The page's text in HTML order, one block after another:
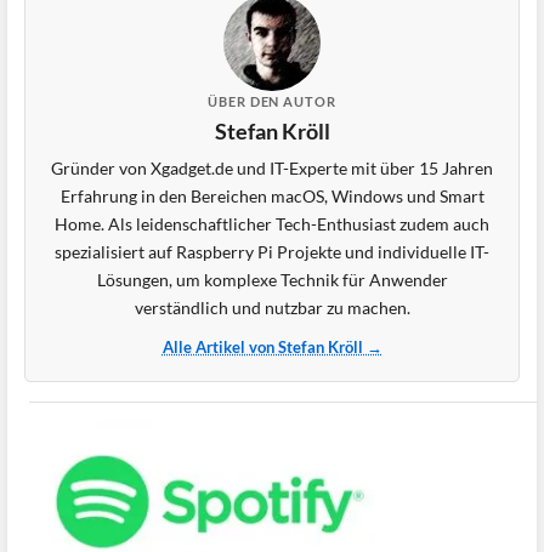
ÜBER DEN AUTOR
Stefan Kröll
Gründer von Xgadget.de und IT-Experte mit über 15 Jahren
Erfahrung in den Bereichen macOS, Windows und Smart
Home. Als leidenschaftlicher Tech-Enthusiast zudem auch
spezialisiert auf Raspberry Pi Projekte und individuelle IT-
Lösungen, um komplexe Technik für Anwender
verständlich und nutzbar zu machen.
Alle Artikel von Stefan Kröll →